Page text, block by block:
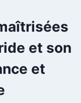
et son
et